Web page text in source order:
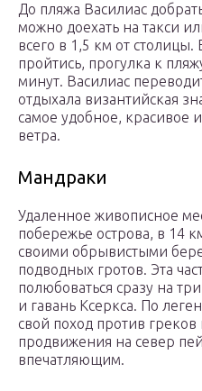
До пляжа Василиас
можно доехать на такси
всего в 1,5 км от
пройтись, прогулка к
минут. Василиас
отдыхала византийская
самое удобное, красивое
ветра.
Мандраки
Удаленное живописное
побережье острова, в 14
своими обрывистыми
подводных гротов. Эта
полюбоваться сразу на
и гавань Ксеркса. По
свой поход против
продвижения на север
впечатляющим.